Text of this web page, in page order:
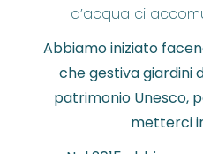
d’acqua ci
Abbiamo iniziato
che gestiva giardini
patrimonio Unesco,
metterci